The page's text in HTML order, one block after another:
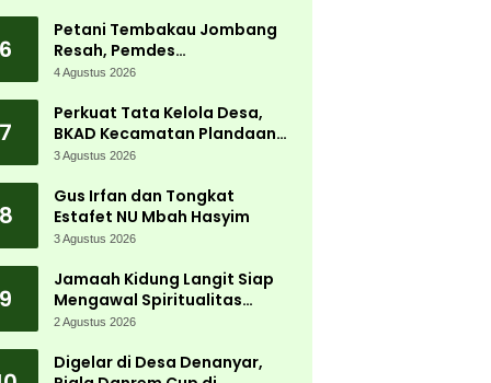
Peterongan
6
Petani Tembakau Jombang
Resah, Pemdes
Tanjungwadung dan Disperta
4 Agustus 2026
7
Perkuat Tata Kelola Desa,
BKAD Kecamatan Plandaan
Gelar Pelatihan Aparatur
3 Agustus 2026
8
Gus Irfan dan Tongkat
Estafet NU Mbah Hasyim
3 Agustus 2026
9
Jamaah Kidung Langit Siap
Mengawal Spiritualitas
Muktamar NU
2 Agustus 2026
Digelar di Desa Denanyar,